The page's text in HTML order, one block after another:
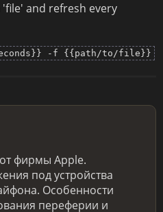
and refresh every
-f {{path/to/file}}
фирмы Apple.
под устройства
Особенности
переферии и